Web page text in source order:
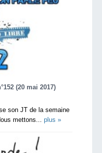
(20 mai 2017)
son JT de la semaine
mettons... plus »